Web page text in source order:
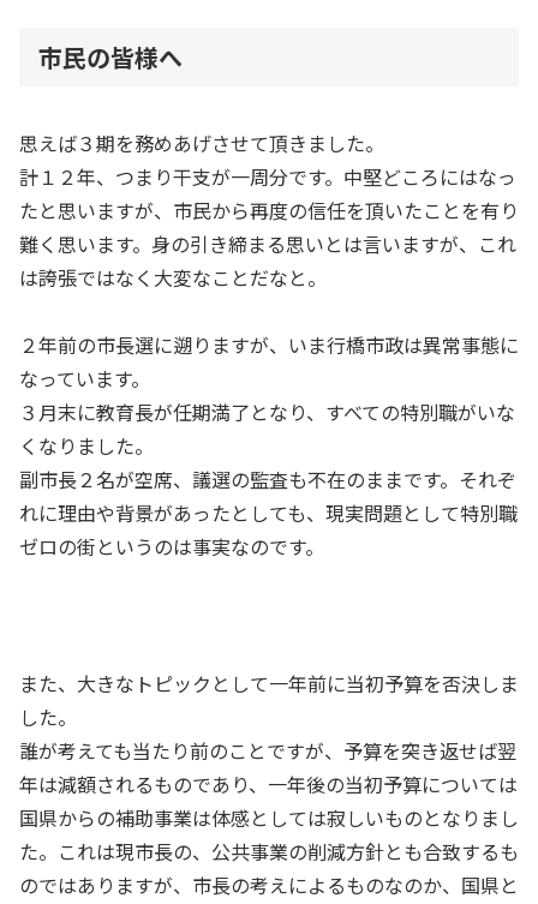
市民の皆様へ
思えば３期を務めあげさせて頂きました。
計１２年、つまり干支が一周分です。中堅どころにはなっ
たと思いますが、市民から再度の信任を頂いたことを有り
難く思います。身の引き締まる思いとは言いますが、これ
は誇張ではなく大変なことだなと。
２年前の市長選に遡りますが、いま行橋市政は異常事態に
なっています。
３月末に教育長が任期満了となり、すべての特別職がいな
くなりました。
副市長２名が空席、議選の監査も不在のままです。それぞ
れに理由や背景があったとしても、現実問題として特別職
ゼロの街というのは事実なのです。
また、大きなトピックとして一年前に当初予算を否決しま
した。
誰が考えても当たり前のことですが、予算を突き返せば翌
年は減額されるものであり、一年後の当初予算については
国県からの補助事業は体感としては寂しいものとなりまし
た。これは現市長の、公共事業の削減方針とも合致するも
のではありますが、市長の考えによるものなのか、国県と